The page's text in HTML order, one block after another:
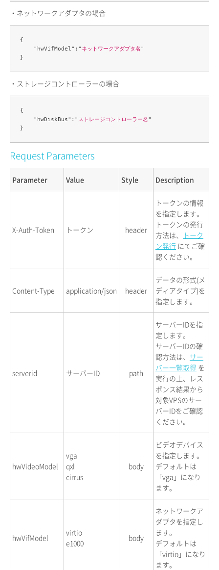
・ネットワークアダプタの場合
{
    "hwVifModel":"
ネットワークアダプタ名"
・ストレージコントローラーの場合
{
    "hwDiskBus":"
ストレージコントローラー名"
Request Parameters
Parameter Value Style Description
X-Auth-Token トークン header
トークンの情報
を指定します。
トークンの発行
方法は、
トーク
ン発行 にてご確
認ください。
Content-Type application/json header
データの形式(メ
ディアタイプ)を
指定します。
serverid サーバーID path
サーバーIDを指
定します。
サーバーIDの確
認方法は、 サー
バー一覧取得 を
実行の上、レス
ポンス結果から
対象VPSのサー
バーIDをご確認
ください。
hwVideoModel
vga
qxl
cirrus
body
ビデオデバイス
を指定します。
デフォルトは
「vga」になり
ます。
hwVifModel
virtio
e1000
body
ネットワークア
ダプタを指定し
ます。
デフォルトは
「virtio」になり
ます。